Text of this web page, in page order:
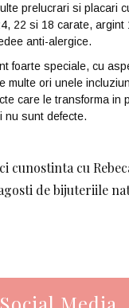
prelucrari si placari
22 si 18 carate, argint
anti-alergice.
foarte speciale, cu
multe ori unele
care le transforma in
nu sunt defecte.
cunostinta cu
de bijuteriile